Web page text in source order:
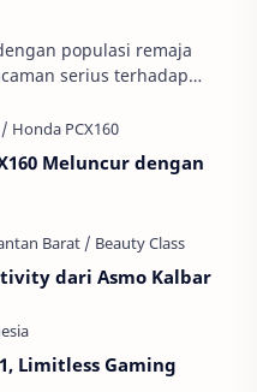
populasi remaja
serius terhadap
Meluncur dengan
dari Asmo Kalbar
Limitless Gaming